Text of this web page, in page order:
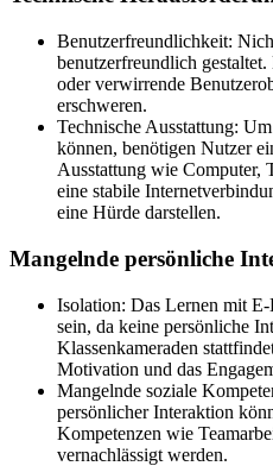
Benutzerfreundlichkeit:
benutzerfreundlich
oder verwirrende
erschweren.
Technische Ausstattung:
können, benötigen Nutzer
Ausstattung wie Computer,
eine stabile
eine Hürde darstellen.
Mangelnde persönliche
Isolation: Das Lernen mit
sein, da keine persönliche
Klassenkameraden
Motivation und das
Mangelnde soziale
persönlicher Interaktion
Kompetenzen wie
vernachlässigt werden.